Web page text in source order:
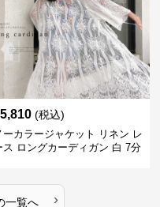
5,810 (税込)
ーカラージャケット リネン レ
ス ロングカーディガン 白 7分
一覧へ ›